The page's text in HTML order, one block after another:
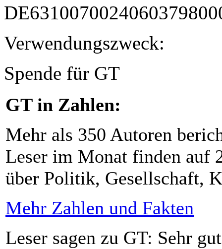
Verwendungszweck:
Spende für GT
GT in Zahlen:
Mehr als 350 Autoren
Leser im Monat finden auf
über Politik, Gesellschaft,
Mehr Zahlen und Fakten
Leser sagen zu GT: Sehr